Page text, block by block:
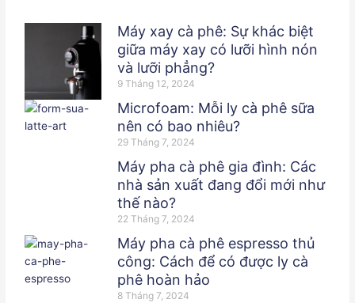
o
-
f
e
r
d
i
n
Máy xay cà phê: Sự khác biệt
giữa máy xay có lưỡi hình nón
và lưỡi phẳng?
9 Tháng 12, 2024
Microfoam: Mỗi ly cà phê sữa
nên có bao nhiêu?
29 Tháng 7, 2024
Máy pha cà phê gia đình: Các
nhà sản xuất đang đổi mới như
thế nào?
22 Tháng 7, 2024
Máy pha cà phê espresso thủ
công: Cách để có được ly cà
phê hoàn hảo
8 Tháng 7, 2024